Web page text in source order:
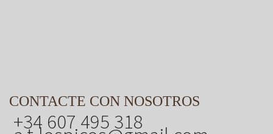
CONTACTE CON NOSOTROS
+34 607 495 318